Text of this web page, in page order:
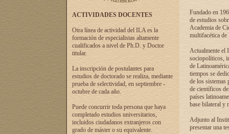
ACTIVIDADES DOCENTES
Otra línea de actividad del ILA es la
formación de especialistas altamente
cualificados a nivel de Ph.D. y Doctor
titular.
La inscripción de postulantes para
estudios de doctorado se realiza, mediante
prueba de selectividad, en septiembre -
octubre de cada año.
Puede concurrir toda persona que haya
completado estudios universitarios,
incluidos ciudadanos extranjeros con
grado de máster o su equivalente.
Fundado en
de estudios
Academia de
multifacética de
Actualmente el
sociopolíticos,
de
tiempos se
de los sistemas
de científicos
países
base bilateral y
Adjunto al
presentar una